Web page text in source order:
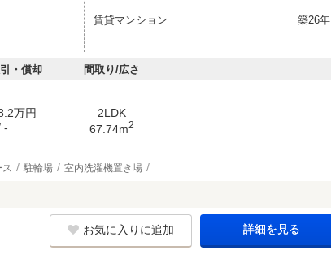
賃貸マンション 築26年
・償却 間取り/広さ
万円
-
2LDK
67.74m2
ス 駐輪場 室内洗濯機置き場
お気に入りに追加 詳細を見る